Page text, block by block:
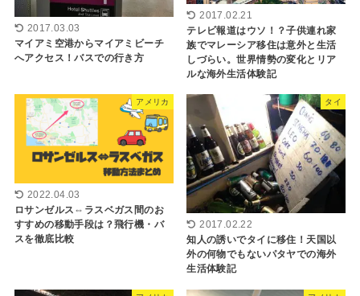
2017.03.03
マイアミ空港からマイアミビーチ
へアクセス！バスでの行き方
2017.02.21
テレビ報道はウソ！？子供連れ家
族でマレーシア移住は意外と生活
しづらい。世界情勢の変化とリア
ルな海外生活体験記
アメリカ
2022.04.03
ロサンゼルス⇔ラスベガス間のお
すすめの移動手段は？飛行機・バ
スを徹底比較
タイ
2017.02.22
知人の誘いでタイに移住！天国以
外の何物でもないパタヤでの海外
生活体験記